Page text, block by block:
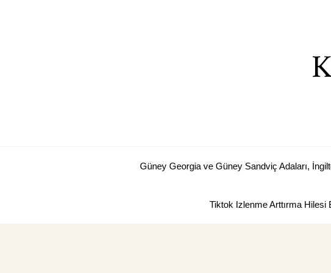
Güney Georgia ve Güney Sandviç Adaları,
Tiktok Izlenme Arttırma Hilesi